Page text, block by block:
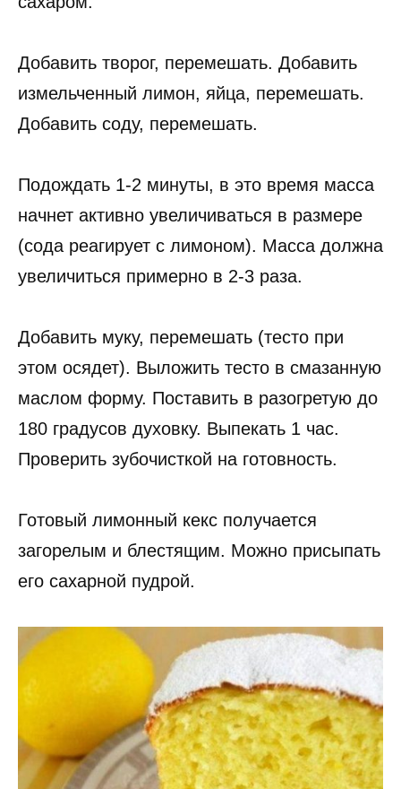
Добавить творог, перемешать. Добавить
измельченный лимон, яйца, перемешать.
Добавить соду, перемешать.
Подождать 1-2 минуты, в это время масса
начнет активно увеличиваться в размере
(сода реагирует с лимоном). Масса должна
увеличиться примерно в 2-3 раза.
Добавить муку, перемешать (тесто при
этом осядет). Выложить тесто в смазанную
маслом форму. Поставить в разогретую до
180 градусов духовку. Выпекать 1 час.
Проверить зубочисткой на готовность.
Готовый лимонный кекс получается
загорелым и блестящим. Можно присыпать
его сахарной пудрой.